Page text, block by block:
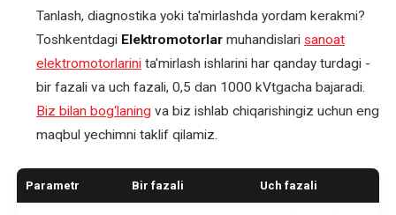
Tanlash, diagnostika yoki ta'mirlashda yordam kerakmi?
Toshkentdagi Elektromotorlar muhandislari sanoat
elektromotorlarini ta'mirlash ishlarini har qanday turdagi -
bir fazali va uch fazali, 0,5 dan 1000 kVtgacha bajaradi.
Biz bilan bog‘laning va biz ishlab chiqarishingiz uchun eng
maqbul yechimni taklif qilamiz.
Parametr Bir fazali Uch fazali